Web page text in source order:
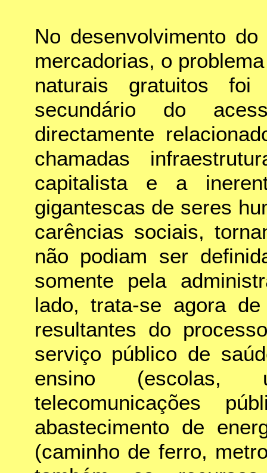
No desenvolvimento
mercadorias, o
naturais gratuitos foi
secundário do
directamente
chamadas
capitalista e a
gigantescas de seres
carências sociais,
não podiam ser
somente pela
lado, trata-se agora
resultantes do
serviço público de
ensino (escolas,
telecomunicações
abastecimento de
(caminho de ferro,